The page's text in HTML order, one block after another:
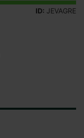
ID: JEVAGRE